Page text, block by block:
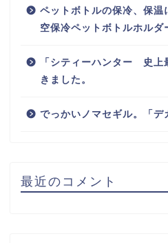
ペットボトルの保冷、保
空保冷ペットボトルホルダ
「シティーハンター 史上
きました。
でっかいノマセギル。「デ
最近のコメント